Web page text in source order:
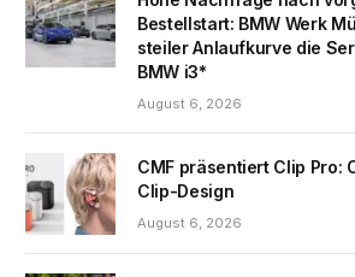
Bestellstart: BMW Werk
steiler Anlaufkurve die
BMW i3*
August 6, 2026
CMF präsentiert Clip Pro:
Clip-Design
August 6, 2026